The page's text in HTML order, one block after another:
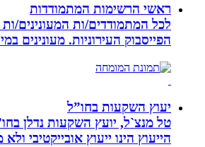
ראשי הרשימות המתמודדות
לכל המתמודדים/ות המעונינים/
הפייסבוק העירוניות. מעונינים במיניסייט אישי
יעוץ השקעות בחו”ל
טל מנצ`ל, יועץ השקעות נדלן
הייעוץ הינו ייעוץ אובייקטיבי